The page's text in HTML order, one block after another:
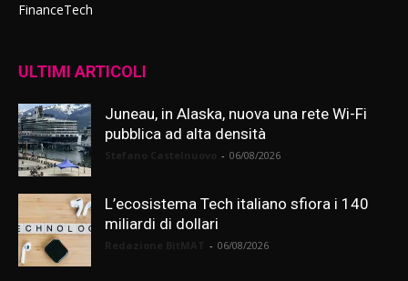
FinanceTech
ULTIMI ARTICOLI
Juneau, in Alaska, nuova una rete Wi-Fi
pubblica ad alta densità
- 06/08/2026
L’ecosistema Tech italiano sfiora i 140
miliardi di dollari
- 06/08/2026